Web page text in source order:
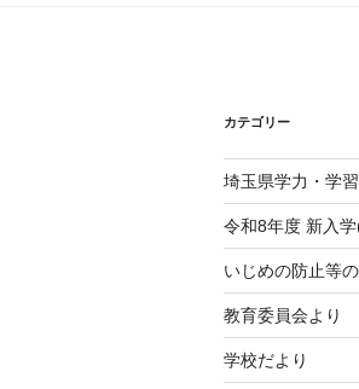
カテゴリー
埼玉県学力・学
令和8年度 新入
いじめの防止等
教育委員会より
学校だより